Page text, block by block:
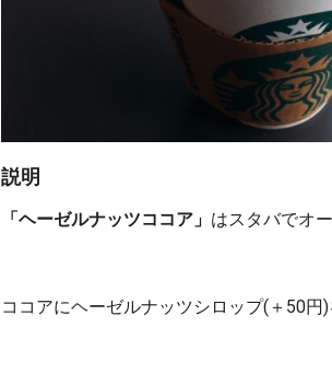
説明
「ヘーゼルナッツココア」 はスタバでオ
ココアにヘーゼルナッツシロップ(＋50